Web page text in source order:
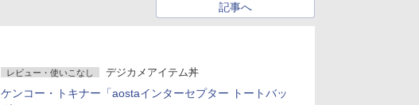
記事へ
レビュー・使いこなし デジカメアイテム丼
ケンコー・トキナー「aostaインターセプター トートバッ